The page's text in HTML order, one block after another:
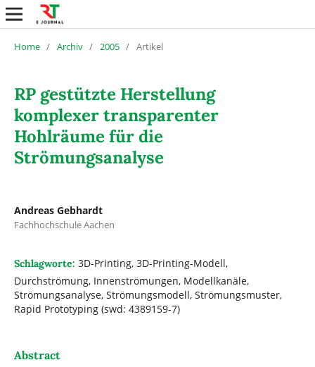
Home / Archiv / 2005 / Artikel
RP gestützte Herstellung
komplexer transparenter
Hohlräume für die
Strömungsanalyse
Andreas Gebhardt
Fachhochschule Aachen
Schlagworte: 3D-Printing, 3D-Printing-Modell,
Durchströmung, Innenströmungen, Modellkanäle,
Strömungsanalyse, Strömungsmodell, Strömungsmuster,
Rapid Prototyping (swd: 4389159-7)
Abstract